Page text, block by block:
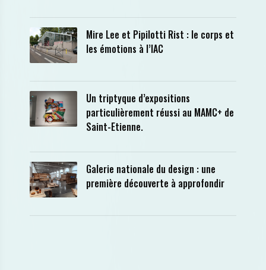
Mire Lee et Pipilotti Rist : le corps et
les émotions à l’IAC
Un triptyque d’expositions
particulièrement réussi au MAMC+ de
Saint-Etienne.
Galerie nationale du design : une
première découverte à approfondir